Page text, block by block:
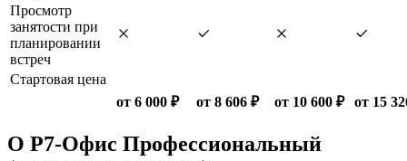
Просмотр
занятости при
планировании
встреч
Стартовая цена
от 6 000 ₽
от 8 606 ₽ от 10 600 ₽ от 15
О Р7-Офис Профессиональный